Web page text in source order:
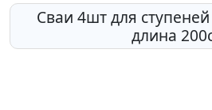
Сваи 4шт для
длина